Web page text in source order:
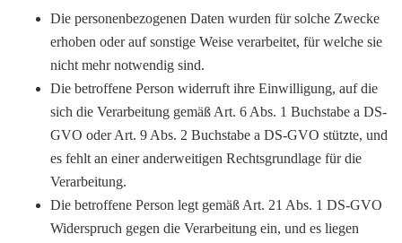
Die personenbezogenen Daten wurden für solche Zwecke
erhoben oder auf sonstige Weise verarbeitet, für welche sie
nicht mehr notwendig sind.
Die betroffene Person widerruft ihre Einwilligung, auf die
sich die Verarbeitung gemäß Art. 6 Abs. 1 Buchstabe a DS-
GVO oder Art. 9 Abs. 2 Buchstabe a DS-GVO stützte, und
es fehlt an einer anderweitigen Rechtsgrundlage für die
Verarbeitung.
Die betroffene Person legt gemäß Art. 21 Abs. 1 DS-GVO
Widerspruch gegen die Verarbeitung ein, und es liegen